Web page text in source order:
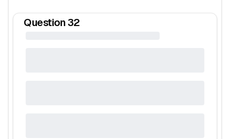
Question 32